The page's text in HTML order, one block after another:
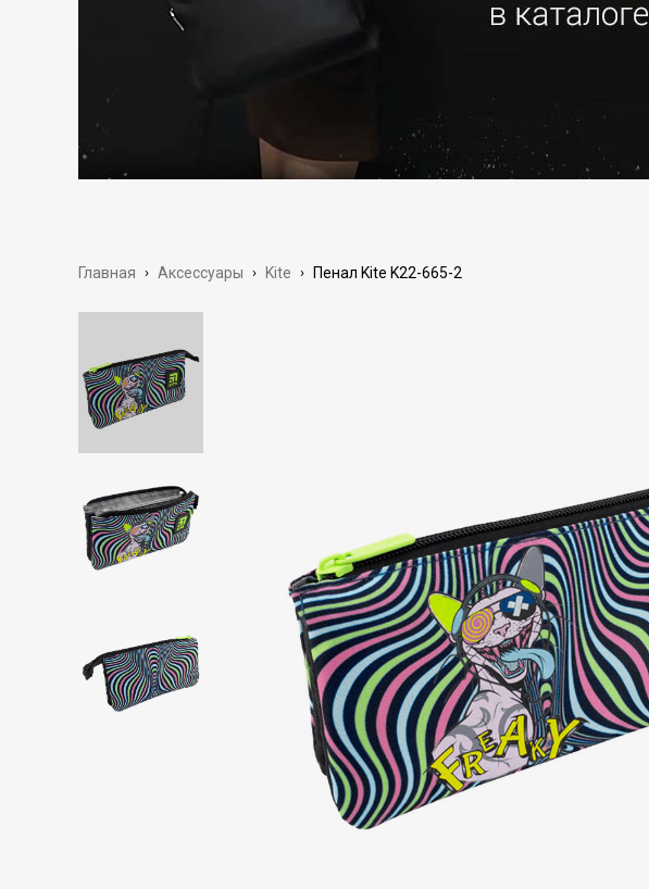
Главная › Аксессуары › Kite › Пенал Kite K22-665-2